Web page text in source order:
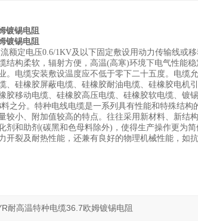
镀锡电阻
镀锡电阻
额定电压0.6/1KV及以下固定敷设用动力传输线或
结构柔软，辐射方便，高温(高寒)环境下电气性能
。电缆安装敷设温度应不低于零下二十五度。电缆
、硅橡胶屏蔽电缆、硅橡胶耐油电缆、硅橡胶电机
胶移动电缆、硅橡胶高压电缆、硅橡胶软电缆、镀
之分。特种电线电缆是一系列具有性能和特殊结
较小、附加值较高的特点。往往采用新材料、新结
剂和助剂(碳黑和色母料除外)，使得生产操作更为
开裂及耐热性能，还兼有良好的物理机械性能，如